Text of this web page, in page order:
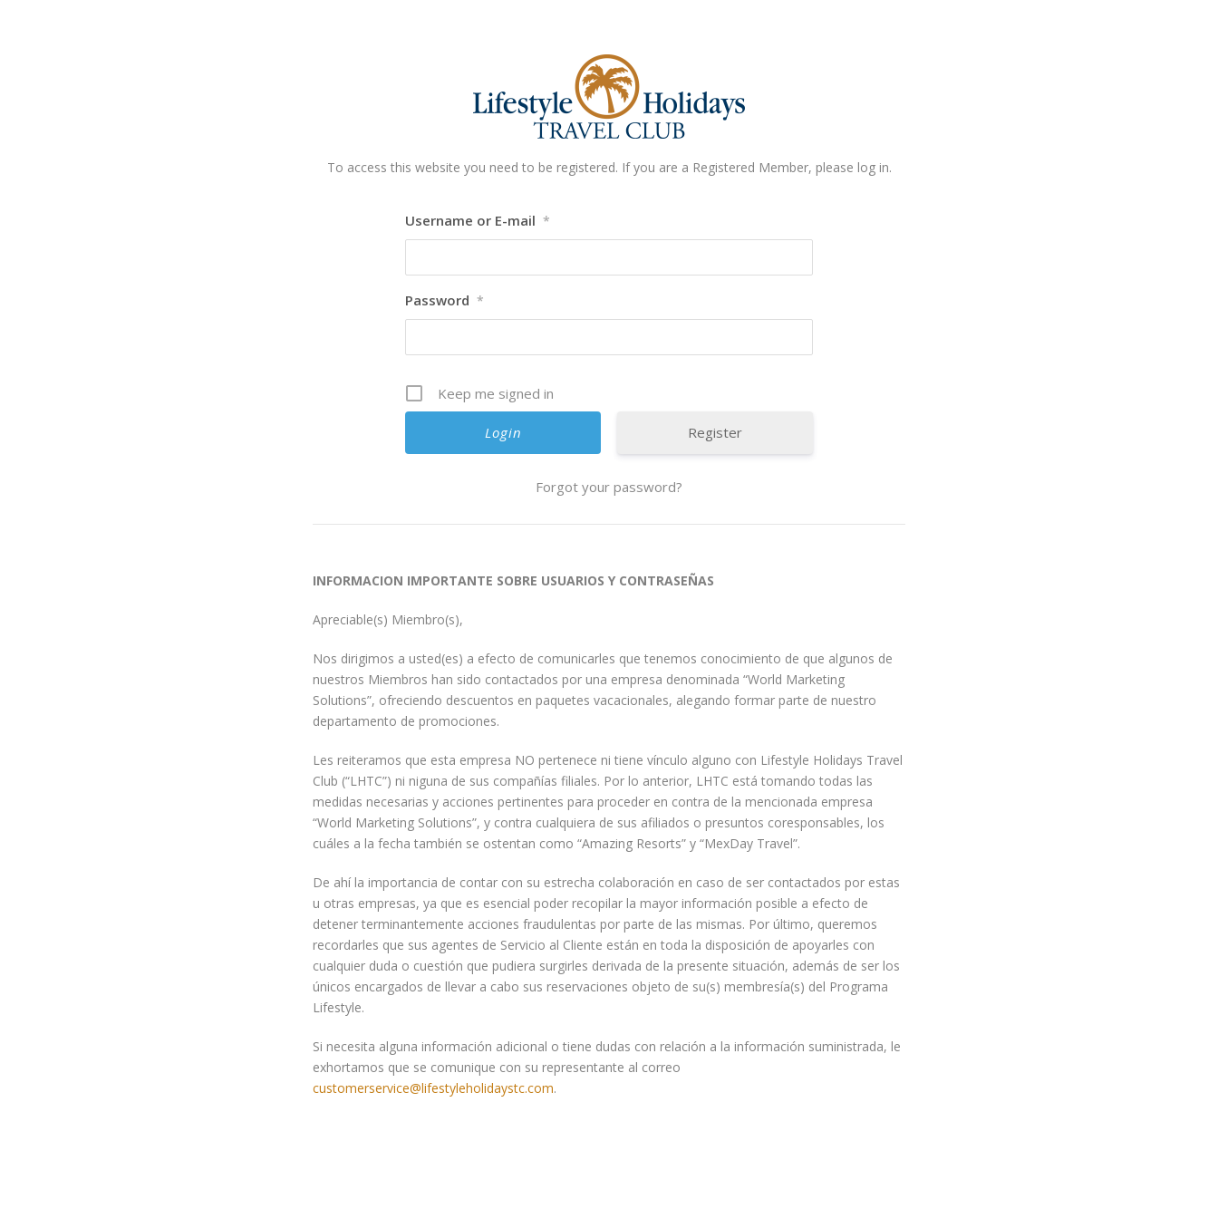
To access this website you need to be registered. If you are a Registered Member, please log in.
Username or E-mail *
Password *
Keep me signed in
Register
Forgot your password?
INFORMACION IMPORTANTE SOBRE USUARIOS Y CONTRASEÑAS
Apreciable(s) Miembro(s),
Nos dirigimos a usted(es) a efecto de comunicarles que tenemos conocimiento de que algunos de
nuestros Miembros han sido contactados por una empresa denominada “World Marketing
Solutions”, ofreciendo descuentos en paquetes vacacionales, alegando formar parte de nuestro
departamento de promociones.
Les reiteramos que esta empresa NO pertenece ni tiene vínculo alguno con Lifestyle Holidays Travel
Club (“LHTC”) ni niguna de sus compañías filiales. Por lo anterior, LHTC está tomando todas las
medidas necesarias y acciones pertinentes para proceder en contra de la mencionada empresa
“World Marketing Solutions”, y contra cualquiera de sus afiliados o presuntos coresponsables, los
cuáles a la fecha también se ostentan como “Amazing Resorts” y “MexDay Travel”.
De ahí la importancia de contar con su estrecha colaboración en caso de ser contactados por estas
u otras empresas, ya que es esencial poder recopilar la mayor información posible a efecto de
detener terminantemente acciones fraudulentas por parte de las mismas. Por último, queremos
recordarles que sus agentes de Servicio al Cliente están en toda la disposición de apoyarles con
cualquier duda o cuestión que pudiera surgirles derivada de la presente situación, además de ser los
únicos encargados de llevar a cabo sus reservaciones objeto de su(s) membresía(s) del Programa
Lifestyle.
Si necesita alguna información adicional o tiene dudas con relación a la información suministrada, le
exhortamos que se comunique con su representante al correo
customerservice@lifestyleholidaystc.com.